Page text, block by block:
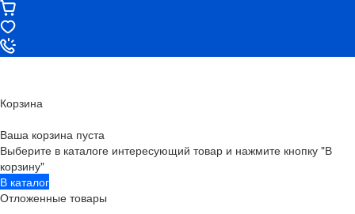
Корзина
Ваша корзина пуста
Выберите в каталоге интересующий товар и нажмите кнопку "В
корзину"
В каталог
Отложенные товары